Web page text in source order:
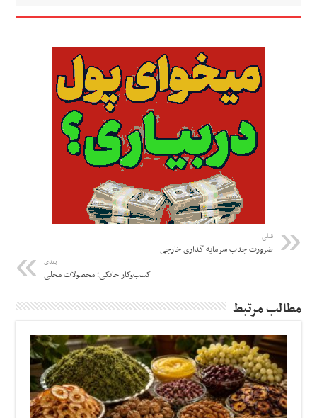
قبلی
ضرورت جذب سرمایه گذاری خارجی
بعدی
کسب‌وکار خانگی؛ محصولات محلی
مطالب مرتبط